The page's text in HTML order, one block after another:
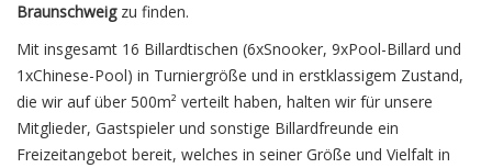
Braunschweigzu finden.
Mit insgesamt 16 Billardtischen (6xSnooker, 9xPool-Billard und
1xChinese-Pool) in Turniergröße und in erstklassigem Zustand,
die wir auf über 500m² verteilt haben, halten wir für unsere
Mitglieder, Gastspieler und sonstige Billardfreunde ein
Freizeitangebot bereit, welches in seiner Größe und Vielfalt in